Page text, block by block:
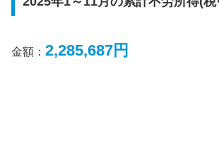
金額： 2,285,687円